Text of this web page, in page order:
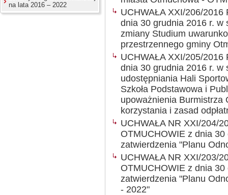
na lata 2016 – 2022
UCHWAŁA XXI/206/
dnia 30 grudnia 2016 r. w
zmiany Studium
przestrzennego gminy
UCHWAŁA XXI/205/
dnia 30 grudnia 2016 r. w
udostępniania Hali
Szkoła Podstawowa i
upoważnienia Burmistrza
korzystania i zasad
UCHWAŁA NR XXI/204/
OTMUCHOWIE z dnia
zatwierdzenia "Planu
UCHWAŁA NR XXI/203/
OTMUCHOWIE z dnia
zatwierdzenia "Planu
- 2022"